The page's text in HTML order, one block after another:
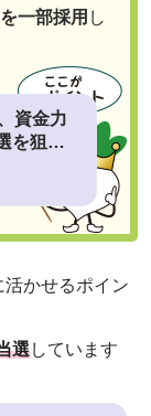
一部採用 し
資金力
を狙え
かせるポイン
選しています